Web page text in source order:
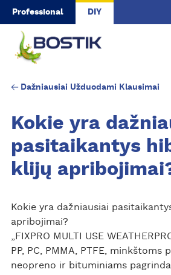
Skip to main content
Professional DIY
Dažniausiai Užduodami Klausimai
Kokie yra
pasitaikantys
klijų
Kokie yra dažniausiai
apribojimai?
„FIXPRO MULTI USE
PP, PC, PMMA, PTFE, minkštoms
neopreno ir bituminiams